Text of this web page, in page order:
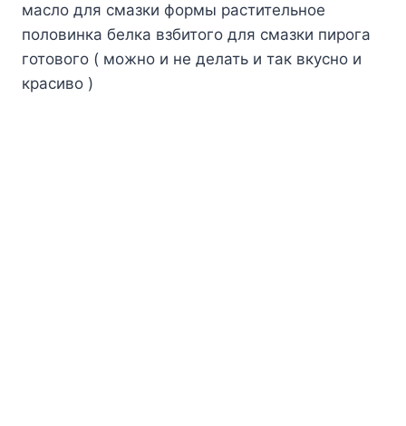
масло для смазки формы растительное
половинка белка взбитого для смазки пирога
готового ( можно и не делать и так вкусно и
красиво )